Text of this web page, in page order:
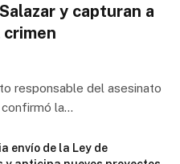
y capturan a
responsable del asesinato
confirmó la…
envío de la Ley de